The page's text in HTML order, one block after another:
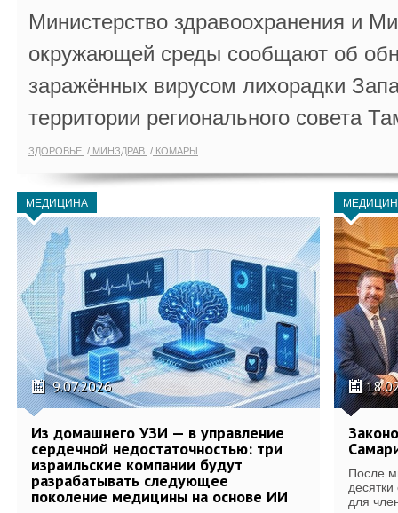
Министерство здравоохранения и
окружающей среды сообщают об
заражённых вирусом лихорадки
территории регионального совета
ЗДОРОВЬЕ МИНЗДРАВ КОМАРЫ
МЕДИЦИНА
9.07.2026
Из домашнего УЗИ — в управление
сердечной недостаточностью: три
израильские компании будут
разрабатывать следующее
поколение медицины на основе ИИ
После
для